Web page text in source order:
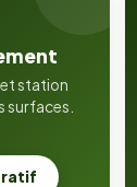
station
surfaces.